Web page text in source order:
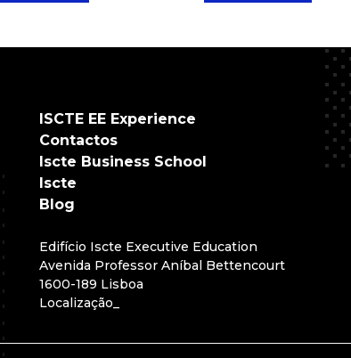
ISCTE EE Experience
Contactos
Iscte Business School
Iscte
Blog
Edifício Iscte Executive Education
Avenida Professor Aníbal Bettencourt
1600-189 Lisboa
Localização